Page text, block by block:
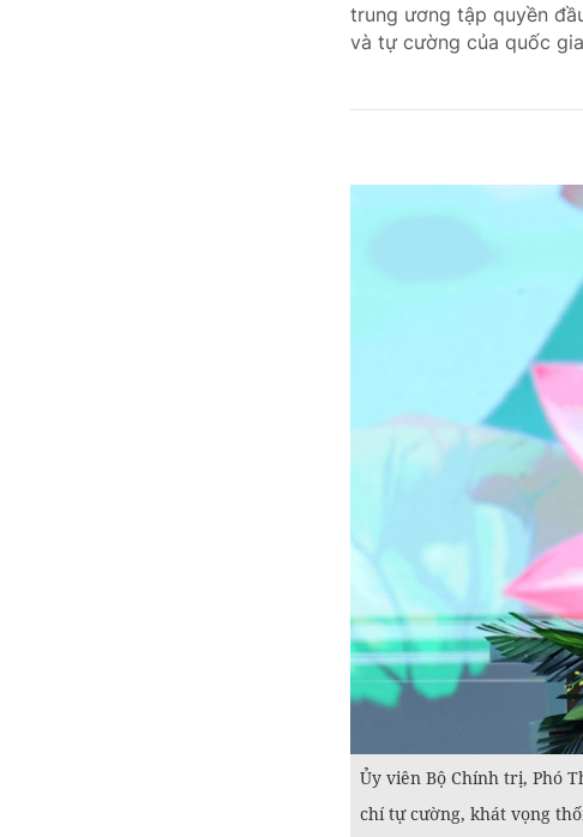
trung ương tập quyền
và tự cường của quốc
Ủy viên Bộ Chính trị, Phó
chí tự cường, khát vọng